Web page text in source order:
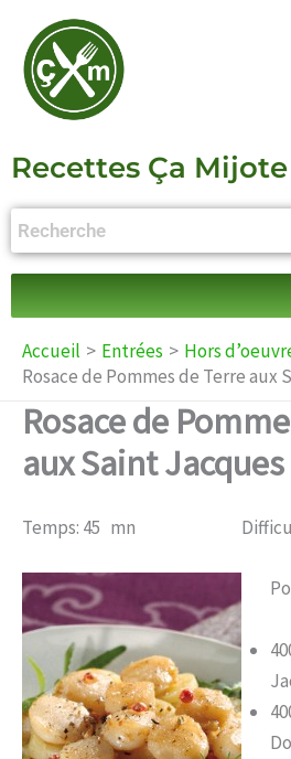
contenu
Recettes Ça Mijote
Accueil Entrées
Hors
Rosace de Pommes de Terre aux
Rosace de
aux Saint Jacques
Temps: 45 mn Difficulté: